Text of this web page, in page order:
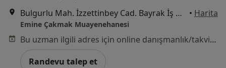
Bulgurlu Mah. İzzettinbey Cad. Bayrak İş Hanı B Blok Daire 4, Üsküdar • Harita
Emine Çakmak Muayenehanesi
Bu uzman ilgili adres için online danışmanlık/takvim sunmuyor.
Randevu talep et